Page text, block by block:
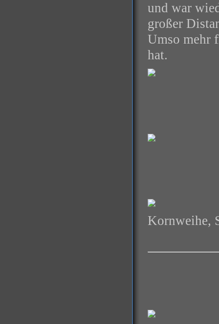
und war
großer
Umso mehr
hat.
Kornweihe,